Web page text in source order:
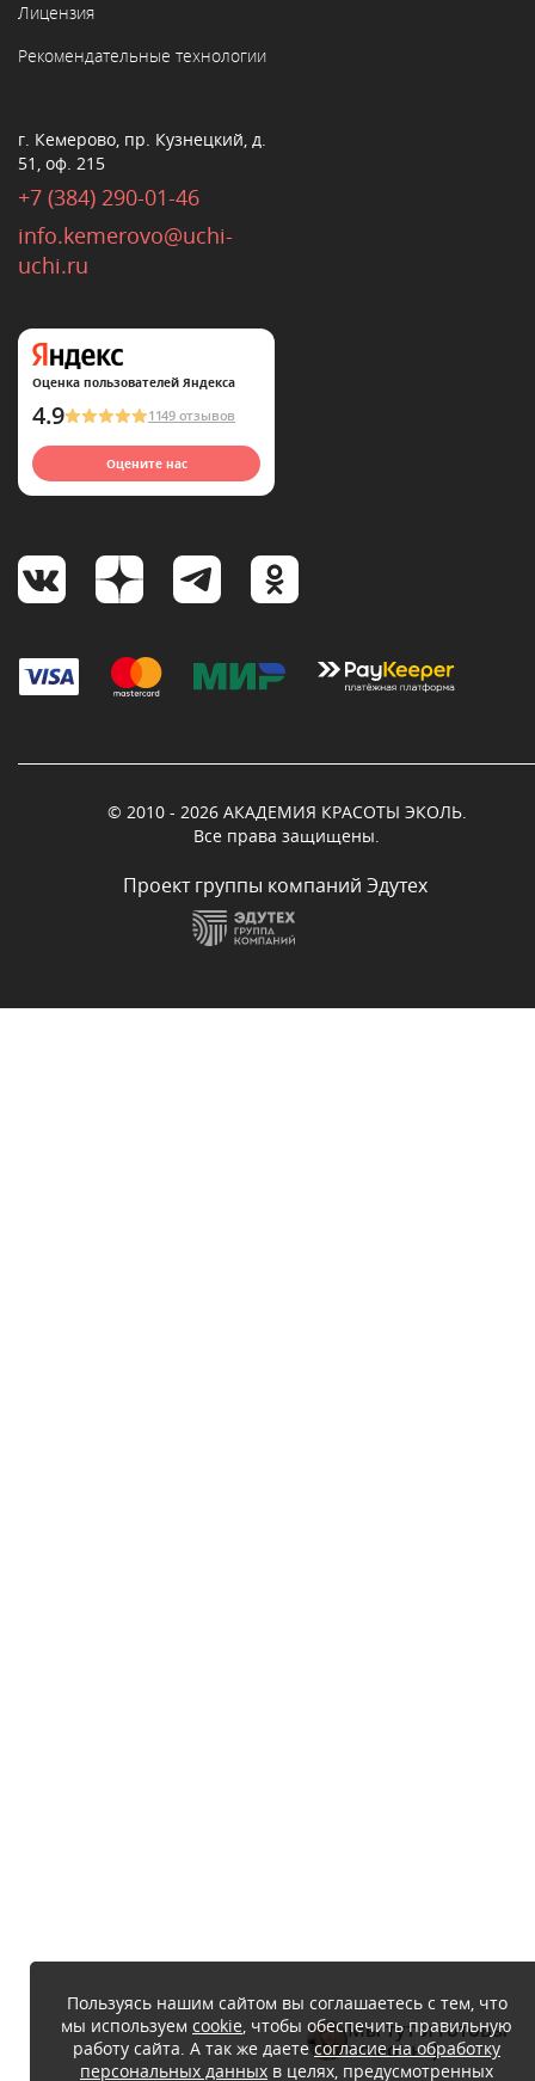
Лицензия
Рекомендательные технологии
г. Кемерово, пр. Кузнецкий, д.
51, оф. 215
+7 (384) 290-01-46
info.kemerovo@uchi-
uchi.ru
Оценка пользователей Яндекса
4.9 1149 отзывов
Оцените нас
© 2010 - 2026 АКАДЕМИЯ КРАСОТЫ ЭКОЛЬ.
Все права защищены.
Проект группы компаний Эдутех
Пользуясь нашим сайтом вы соглашаетесь с тем, что
мы используем cookie, чтобы обеспечить правильную
работу сайта. А так же даетесогласие на обработку
персональных данных в целях, предусмотренных
Мы тут и готовы
помочь :)